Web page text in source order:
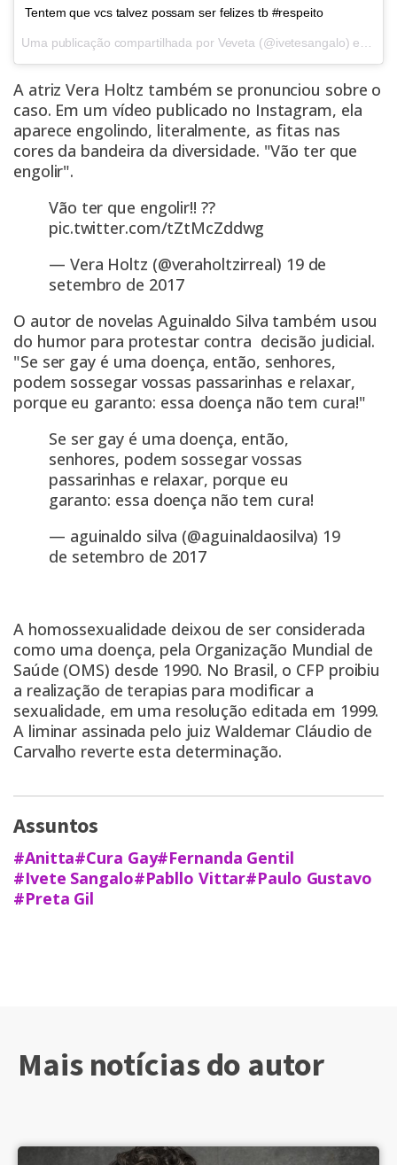
Tentem que vcs talvez possam ser felizes tb #respeito
A atriz Vera Holtz também se pronunciou sobre o
caso. Em um vídeo publicado no Instagram, ela
aparece engolindo, literalmente, as fitas nas
cores da bandeira da diversidade. "Vão ter que
engolir".
Vão ter que engolir!! ?️‍?
pic.twitter.com/tZtMcZddwg
— Vera Holtz (@veraholtzirreal) 19 de
setembro de 2017
O autor de novelas Aguinaldo Silva também usou
do humor para protestar contra decisão judicial.
"Se ser gay é uma doença, então, senhores,
podem sossegar vossas passarinhas e relaxar,
porque eu garanto: essa doença não tem cura!"
Se ser gay é uma doença, então,
senhores, podem sossegar vossas
passarinhas e relaxar, porque eu
garanto: essa doença não tem cura!
— aguinaldo silva (@aguinaldaosilva) 19
de setembro de 2017
A homossexualidade deixou de ser considerada
como uma doença, pela Organização Mundial de
Saúde (OMS) desde 1990. No Brasil, o CFP proibiu
a realização de terapias para modificar a
sexualidade, em uma resolução editada em 1999.
A liminar assinada pelo juiz Waldemar Cláudio de
Carvalho reverte esta determinação.
Assuntos
#Anitta#Cura Gay#Fernanda Gentil
#Ivete Sangalo#Pabllo Vittar#Paulo Gustavo
#Preta Gil
Mais notícias do autor